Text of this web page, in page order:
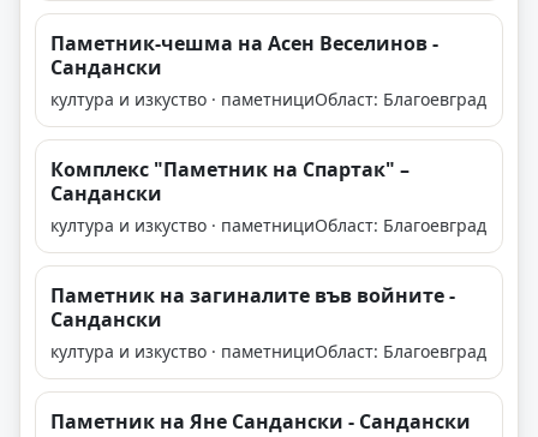
Паметник-чешма на Асен Веселинов -
Сандански
култура и изкуство · паметнициОбласт: Благоевград
Комплекс "Паметник на Спартак" –
Сандански
култура и изкуство · паметнициОбласт: Благоевград
Паметник на загиналите във войните -
Сандански
култура и изкуство · паметнициОбласт: Благоевград
Паметник на Яне Сандански - Сандански